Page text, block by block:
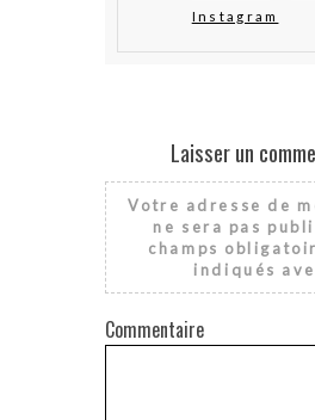
Instagram
Laisser un
Votre adresse de
ne sera pas
champs
indiqués
Commentaire